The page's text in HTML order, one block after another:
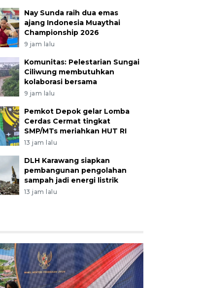
Nay Sunda raih dua emas
ajang Indonesia Muaythai
Championship 2026
9 jam lalu
Komunitas: Pelestarian Sungai
Ciliwung membutuhkan
kolaborasi bersama
9 jam lalu
Pemkot Depok gelar Lomba
Cerdas Cermat tingkat
SMP/MTs meriahkan HUT RI
13 jam lalu
DLH Karawang siapkan
pembangunan pengolahan
sampah jadi energi listrik
13 jam lalu